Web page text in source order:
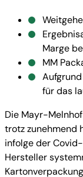
Marge
MM
für das
Die Mayr-
trotz zunehmend
infolge der
Hersteller